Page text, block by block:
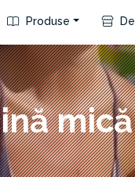
Produse